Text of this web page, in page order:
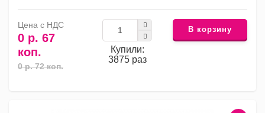
Цена с НДС
0 р. 67
коп.
0 р. 72 коп.
Купили:
3875 раз
В корзину